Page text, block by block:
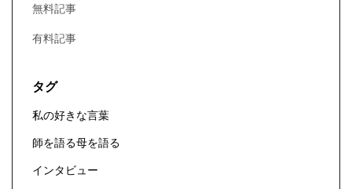
無料記事
有料記事
タグ
私の好きな言葉
師を語る母を語る
インタビュー